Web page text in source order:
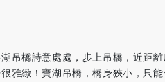
吊橋詩意處處，步上吊橋，近距
雅緻！寶湖吊橋，橋身狹小，只